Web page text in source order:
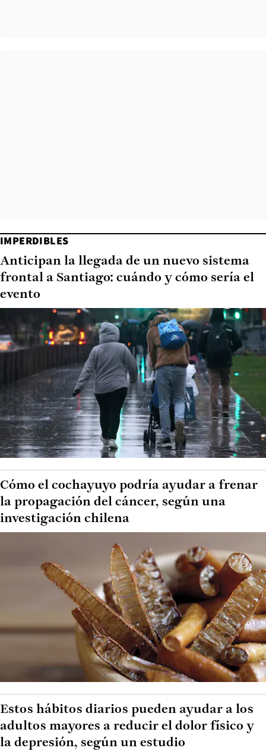
IMPERDIBLES
Anticipan la llegada de un nuevo sistema
frontal a Santiago: cuándo y cómo sería el
evento
Cómo el cochayuyo podría ayudar a frenar
la propagación del cáncer, según una
investigación chilena
Estos hábitos diarios pueden ayudar a los
adultos mayores a reducir el dolor físico y
la depresión, según un estudio